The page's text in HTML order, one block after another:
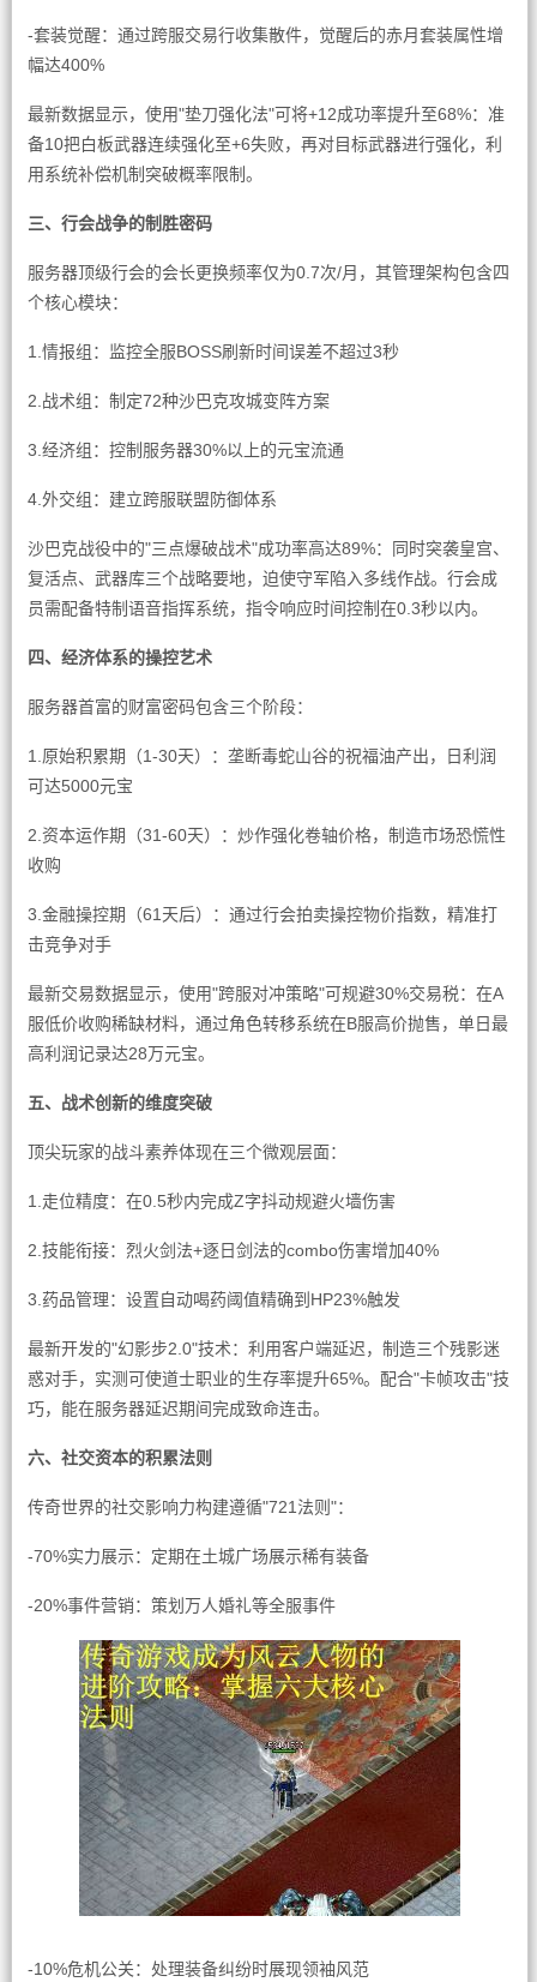
-套装觉醒：通过跨服交易行收集散件，觉醒后的赤月套装属性增
幅达400%
最新数据显示，使用"垫刀强化法"可将+12成功率提升至68%：准
备10把白板武器连续强化至+6失败，再对目标武器进行强化，利
用系统补偿机制突破概率限制。
三、行会战争的制胜密码
服务器顶级行会的会长更换频率仅为0.7次/月，其管理架构包含四
个核心模块：
1.情报组：监控全服BOSS刷新时间误差不超过3秒
2.战术组：制定72种沙巴克攻城变阵方案
3.经济组：控制服务器30%以上的元宝流通
4.外交组：建立跨服联盟防御体系
沙巴克战役中的"三点爆破战术"成功率高达89%：同时突袭皇宫、
复活点、武器库三个战略要地，迫使守军陷入多线作战。行会成
员需配备特制语音指挥系统，指令响应时间控制在0.3秒以内。
四、经济体系的操控艺术
服务器首富的财富密码包含三个阶段：
1.原始积累期（1-30天）：垄断毒蛇山谷的祝福油产出，日利润
可达5000元宝
2.资本运作期（31-60天）：炒作强化卷轴价格，制造市场恐慌性
收购
3.金融操控期（61天后）：通过行会拍卖操控物价指数，精准打
击竞争对手
最新交易数据显示，使用"跨服对冲策略"可规避30%交易税：在A
服低价收购稀缺材料，通过角色转移系统在B服高价抛售，单日最
高利润记录达28万元宝。
五、战术创新的维度突破
顶尖玩家的战斗素养体现在三个微观层面：
1.走位精度：在0.5秒内完成Z字抖动规避火墙伤害
2.技能衔接：烈火剑法+逐日剑法的combo伤害增加40%
3.药品管理：设置自动喝药阈值精确到HP23%触发
最新开发的"幻影步2.0"技术：利用客户端延迟，制造三个残影迷
惑对手，实测可使道士职业的生存率提升65%。配合"卡帧攻击"技
巧，能在服务器延迟期间完成致命连击。
六、社交资本的积累法则
传奇世界的社交影响力构建遵循"721法则"：
-70%实力展示：定期在土城广场展示稀有装备
-20%事件营销：策划万人婚礼等全服事件
-10%危机公关：处理装备纠纷时展现领袖风范